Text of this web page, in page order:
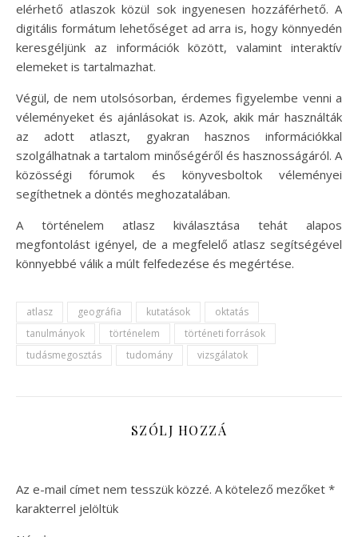
elérhető atlaszok közül sok ingyenesen hozzáférhető. A
digitális formátum lehetőséget ad arra is, hogy könnyedén
keresgéljünk az információk között, valamint interaktív
elemeket is tartalmazhat.
Végül, de nem utolsósorban, érdemes figyelembe venni a
véleményeket és ajánlásokat is. Azok, akik már használták
az adott atlaszt, gyakran hasznos információkkal
szolgálhatnak a tartalom minőségéről és hasznosságáról. A
közösségi fórumok és könyvesboltok véleményei
segíthetnek a döntés meghozatalában.
A történelem atlasz kiválasztása tehát alapos
megfontolást igényel, de a megfelelő atlasz segítségével
könnyebbé válik a múlt felfedezése és megértése.
atlasz geográfia kutatások
oktatás
tanulmányok
történelem
történeti források
tudásmegosztás
tudomány vizsgálatok
SZÓLJ HOZZÁ
Az e-mail címet nem tesszük közzé. A kötelező mezőket *
karakterrel jelöltük